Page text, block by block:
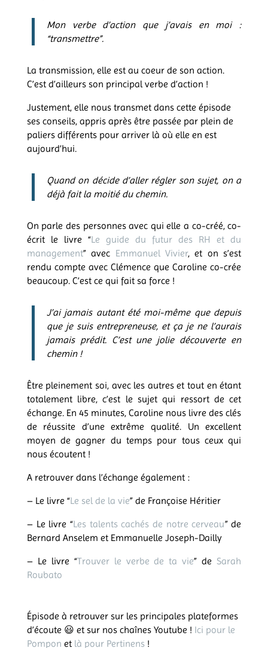
Mon verbe d’action que j’avais en moi :
“transmettre”.
La transmission, elle est au coeur de son action.
C’est d’ailleurs son principal verbe d’action !
Justement, elle nous transmet dans cette épisode
ses conseils, appris après être passée par plein de
paliers différents pour arriver là où elle en est
aujourd’hui.
Quand on décide d’aller régler son sujet, on a
déjà fait la moitié du chemin.
On parle des personnes avec qui elle a co-créé, co-
écrit le livre “Le guide du futur des RH et du
management” avec Emmanuel Vivier, et on s’est
rendu compte avec Clémence que Caroline co-crée
beaucoup. C’est ce qui fait sa force !
J’ai jamais autant été moi-même que depuis
que je suis entrepreneuse, et ça je ne l’aurais
jamais prédit. C’est une jolie découverte en
chemin !
Être pleinement soi, avec les autres et tout en étant
totalement libre, c’est le sujet qui ressort de cet
échange. En 45 minutes, Caroline nous livre des clés
de réussite d’une extrême qualité. Un excellent
moyen de gagner du temps pour tous ceux qui
nous écoutent !
A retrouver dans l’échange également :
– Le livre “Le sel de la vie” de Françoise Héritier
– Le livre “Les talents cachés de notre cerveau” de
Bernard Anselem et Emmanuelle Joseph-Dailly
– Le livre “Trouver le verbe de ta vie” deSarah
Roubato
Épisode à retrouver sur les principales plateformes
d’écoute 😃 et sur nos chaînes Youtube ! Ici pour le
Pompon et là pour Pertinens!